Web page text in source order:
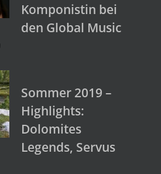
Komponistin bei
den Global Music
Sommer 2019 –
Highlights:
Dolomites
Legends, Servus